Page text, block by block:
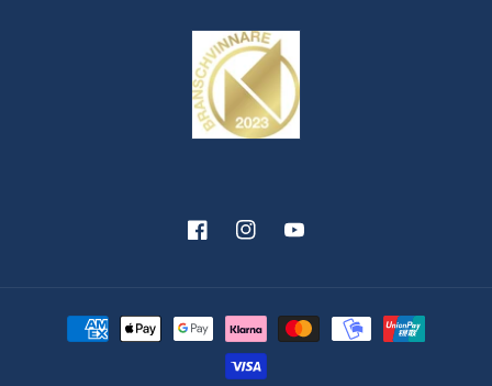
FacebookInstagramYouTube
Betalningsmetoder